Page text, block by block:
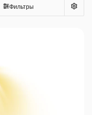
Фильтры